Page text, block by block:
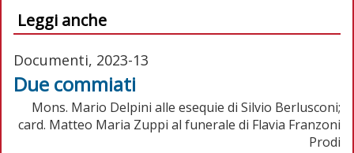
Leggi anche
Documenti, 2023-13
Due commiati
Mons. Mario Delpini alle esequie di Silvio Berlusconi;
card. Matteo Maria Zuppi al funerale di Flavia Franzoni
Prodi